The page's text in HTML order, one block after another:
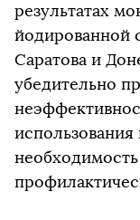
результатах
йодированной
Саратова и
убедительно